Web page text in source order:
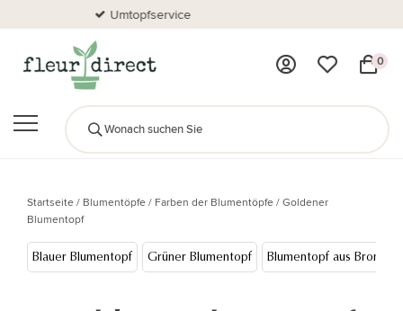
Sichere Bezahlung!
0
Startseite/ Blumentöpfe/ Farben der Blumentöpfe/Goldener
Blumentopf
Blauer Blumentopf Grüner Blumentopf Blumentopf aus Bronze